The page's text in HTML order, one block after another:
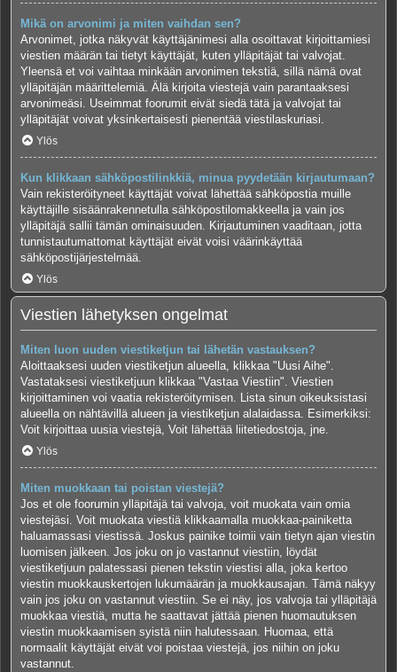
Mikä on arvonimi ja miten vaihdan sen?
Arvonimet, jotka näkyvät käyttäjänimesi alla osoittavat kirjoittamiesi
viestien määrän tai tietyt käyttäjät, kuten ylläpitäjät tai valvojat.
Yleensä et voi vaihtaa minkään arvonimen tekstiä, sillä nämä ovat
ylläpitäjän määrittelemiä. Älä kirjoita viestejä vain parantaaksesi
arvonimeäsi. Useimmat foorumit eivät siedä tätä ja valvojat tai
ylläpitäjät voivat yksinkertaisesti pienentää viestilaskuriasi.
Ylös
Kun klikkaan sähköpostilinkkiä, minua pyydetään kirjautumaan?
Vain rekisteröityneet käyttäjät voivat lähettää sähköpostia muille
käyttäjille sisäänrakennetulla sähköpostilomakkeella ja vain jos
ylläpitäjä sallii tämän ominaisuuden. Kirjautuminen vaaditaan, jotta
tunnistautumattomat käyttäjät eivät voisi väärinkäyttää
sähköpostijärjestelmää.
Ylös
Viestien lähetyksen ongelmat
Miten luon uuden viestiketjun tai lähetän vastauksen?
Aloittaaksesi uuden viestiketjun alueella, klikkaa "Uusi Aihe".
Vastataksesi viestiketjuun klikkaa "Vastaa Viestiin". Viestien
kirjoittaminen voi vaatia rekisteröitymisen. Lista sinun oikeuksistasi
alueella on nähtävillä alueen ja viestiketjun alalaidassa. Esimerkiksi:
Voit kirjoittaa uusia viestejä, Voit lähettää liitetiedostoja, jne.
Ylös
Miten muokkaan tai poistan viestejä?
Jos et ole foorumin ylläpitäjä tai valvoja, voit muokata vain omia
viestejäsi. Voit muokata viestiä klikkaamalla muokkaa-painiketta
haluamassasi viestissä. Joskus painike toimii vain tietyn ajan viestin
luomisen jälkeen. Jos joku on jo vastannut viestiin, löydät
viestiketjuun palatessasi pienen tekstin viestisi alla, joka kertoo
viestin muokkauskertojen lukumäärän ja muokkausajan. Tämä näkyy
vain jos joku on vastannut viestiin. Se ei näy, jos valvoja tai ylläpitäjä
muokkaa viestiä, mutta he saattavat jättää pienen huomautuksen
viestin muokkaamisen syistä niin halutessaan. Huomaa, että
normaalit käyttäjät eivät voi poistaa viestejä, jos niihin on joku
vastannut.